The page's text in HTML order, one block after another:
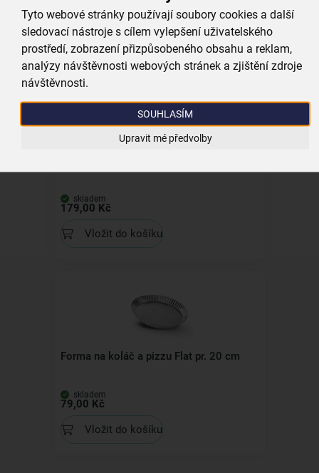
Tyto webové stránky používají soubory cookies a další
sledovací nástroje s cílem vylepšení uživatelského
prostředí, zobrazení přizpůsobeného obsahu a reklam,
analýzy návštěvnosti webových stránek a zjištění zdroje
návštěvnosti.
SOUHLASÍM
Upravit mé předvolby
249,00 Kč
Vložit do košíku
skladem
179,00 Kč
Vložit do košíku
Forma na koláč a pizzu Flat pr. 20 cm
skladem
79,00 Kč
Vložit do košíku